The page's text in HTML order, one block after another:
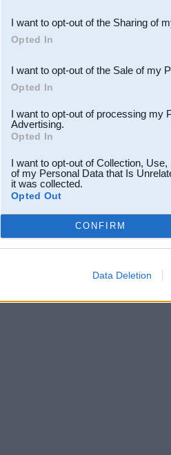
Downstream Participants
third parties.
I want to opt-out of the Sharing of
Opted In
I want to opt-out of the Sale of my
Opted In
I want to opt-out of processing my
Advertising.
Opted In
I want to opt-out of Collection,
of my Personal Data that Is
it was collected.
Opted Out
CONFIRM
Data Deletion